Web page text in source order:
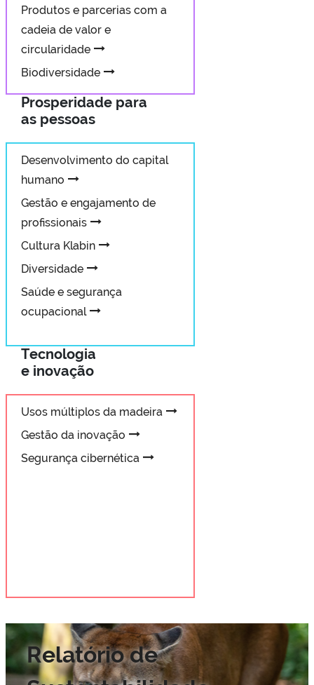
Produtos e parcerias com a
cadeia de valor e
circularidade
Biodiversidade
Prosperidade para
as pessoas
Desenvolvimento do capital
humano
Gestão e engajamento de
profissionais
Cultura Klabin
Diversidade
Saúde e segurança
ocupacional
Tecnologia
e inovação
Usos múltiplos da madeira
Gestão da inovação
Segurança cibernética
Relatório de